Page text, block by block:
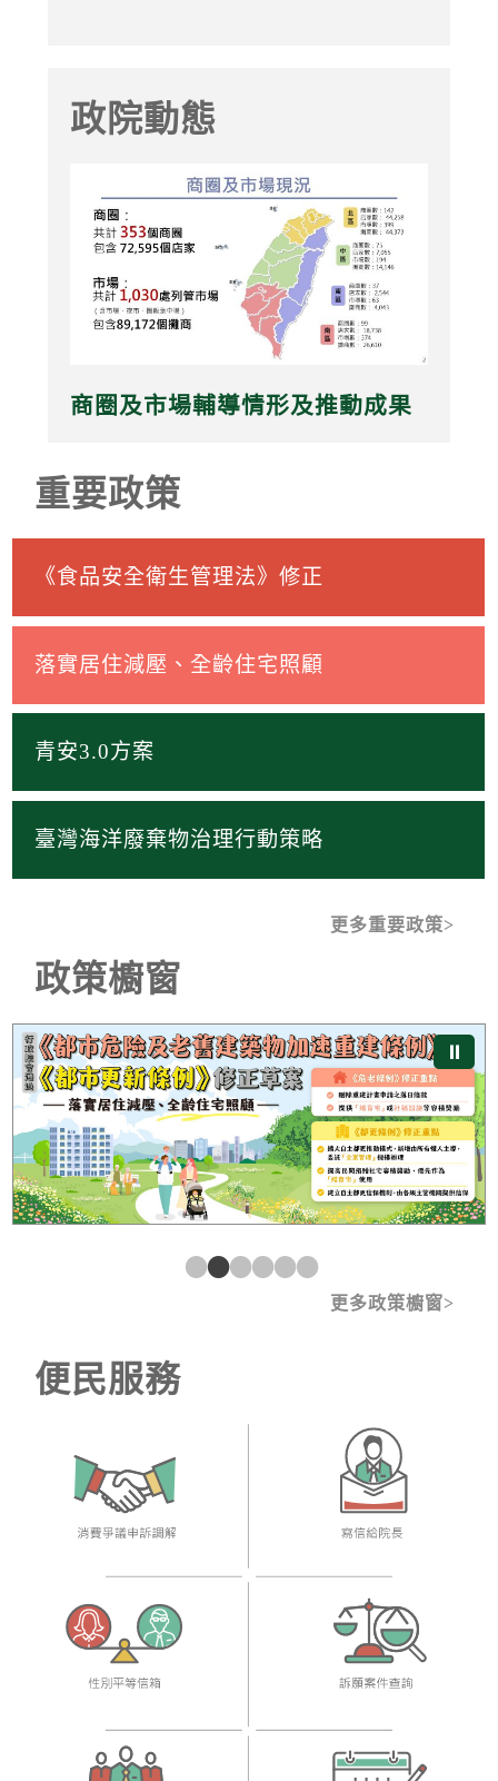
政院動態
商圈及市場輔導情形及推動成果
重要政策
《食品安全衛生管理法》修正
落實居住減壓、全齡住宅照顧
青安3.0方案
臺灣海洋廢棄物治理行動策略
更多重要政策
政策櫥窗
⏸
《都市危險及老舊建築物加速重建條例》及《都市更新條
更多政策櫥窗
便民服務